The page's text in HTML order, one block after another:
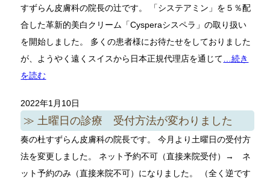
すずらん皮膚科の院長の辻です。 「システアミン」を５％配
合した革新的美白クリーム「Cysperaシスペラ」の取り扱い
を開始しました。 多くの患者様にお待たせをしておりました
が、ようやく遠くスイスから日本正規代理店を通じて …続き
を読む
2022年1月10日
土曜日の診療 受付方法が変わりました
奏の杜すずらん皮膚科の院長です。 今月より土曜日の受付方
法を変更しました。 ネット予約不可（直接来院受付）→ ネ
ット予約のみ（直接来院不可）になりました。 （全く逆です